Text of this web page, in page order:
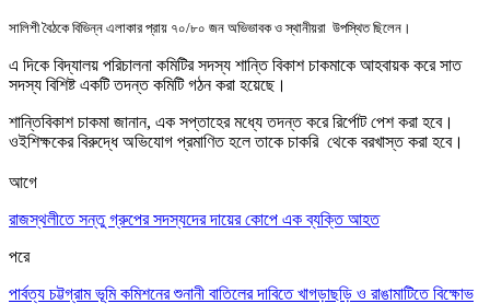
সালিশী বৈঠকে বিভিন্ন এলাকার প্রায় ৭০/৮০ জন অভিভাবক ও স্থানীয়রা উপস্থিত ছিলেন ।
এ দিকে বিদ্যালয় পরিচালনা কমিটির সদস্য শান্তি বিকাশ চাকমাকে আহবায়ক করে সাত
সদস্য বিশিষ্ট একটি তদন্ত কমিটি গঠন করা হয়েছে।
শান্তিবিকাশ চাকমা জানান, এক সপ্তাহের মধ্যে তদন্ত করে রির্পোট পেশ করা হবে।
ওইশিক্ষকের বিরুদ্ধে অভিযোগ প্রমাণিত হলে তাকে চাকরি থেকে বরখাস্ত করা হবে।
আগে
রাজস্থলীতে সন্তু গ্রুপের সদস্যদের দায়ের কোপে এক ব্যক্তি আহত
পরে
পার্বত্য চট্টগ্রাম ভূমি কমিশনের শুনানী বাতিলের দাবিতে খাগড়াছড়ি ও রাঙামাটিতে বিক্ষোভ